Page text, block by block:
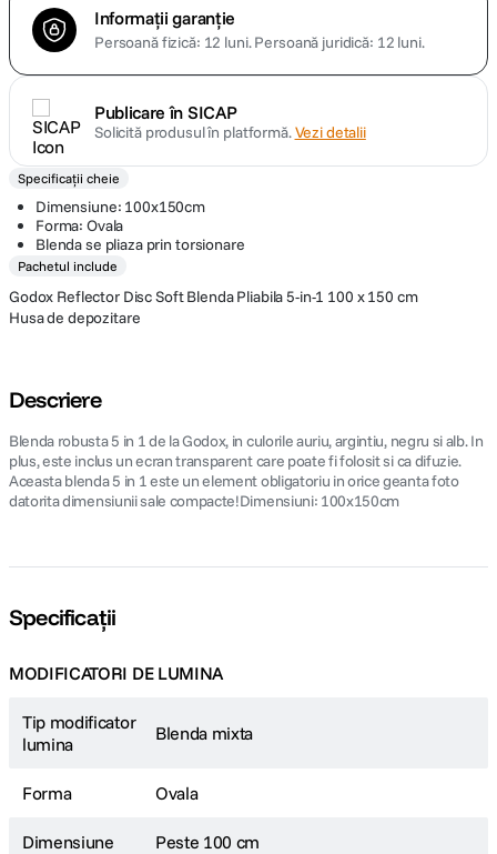
9. dji osmo
10
Informații garanție
Persoană fizică: 12 luni.Persoană juridică: 12 luni.
Publicare în SICAP
Solicită produsul în platformă.Vezi detalii
Specificații cheie
Dimensiune: 100x150cm
Forma: Ovala
Blenda se pliaza prin torsionare
Pachetul include
Godox Reflector Disc Soft Blenda Pliabila 5-in-1 100 x 150 cm
Husa de depozitare
Descriere
Blenda robusta 5 in 1 de la Godox, in culorile auriu, argintiu, negru si alb. In
plus, este inclus un ecran transparent care poate fi folosit si ca difuzie.
Aceasta blenda 5 in 1 este un element obligatoriu in orice geanta foto
datorita dimensiunii sale compacte!Dimensiuni: 100x150cm
Specificații
MODIFICATORI DE LUMINA
Tip modificator
lumina
Blenda mixta
Forma Ovala
Dimensiune Peste 100 cm